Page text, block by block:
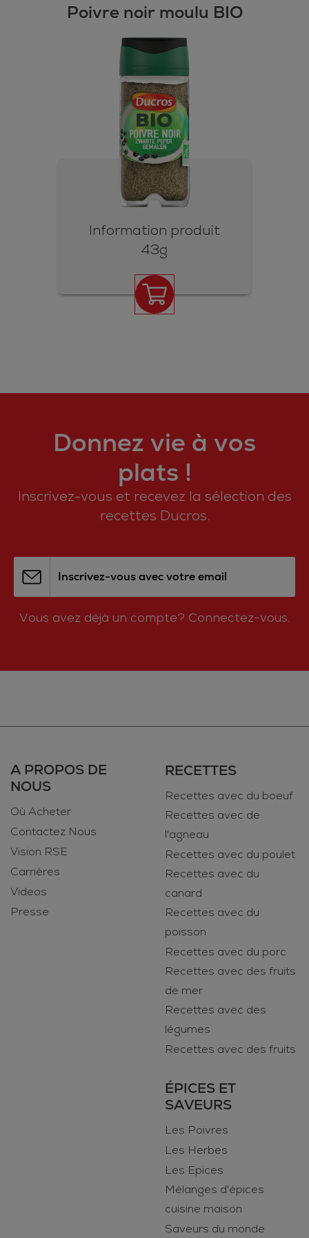
Poivre noir moulu BIO
Information produit
43g
Donnez vie à vos
plats !
Inscrivez-vous et recevez la sélection des
recettes Ducros.
Inscrivez-vous avec votre email
Vous avez déjà un compte? Connectez-vous.
A PROPOS DE
NOUS
Où Acheter
Contactez Nous
Vision RSE
Carrières
Videos
Presse
RECETTES
Recettes avec du boeuf
Recettes avec de
l'agneau
Recettes avec du poulet
Recettes avec du
canard
Recettes avec du
poisson
Recettes avec du porc
Recettes avec des fruits
de mer
Recettes avec des
légumes
Recettes avec des fruits
ÉPICES ET
SAVEURS
Les Poivres
Les Herbes
Les Epices
Mélanges d'épices
cuisine maison
Saveurs du monde